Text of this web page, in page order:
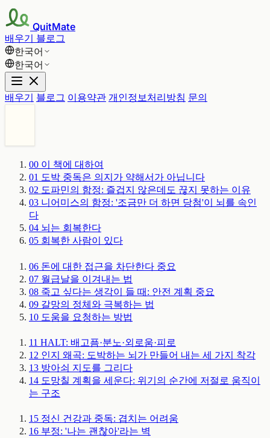
QuitMate
배우기 블로그
한국어
한국어
배우기 블로그 이용약관 개인정보처리방침 문의
00 이 책에 대하여
01 도박 중독은 의지가 약해서가 아닙니다
02 도파민의 함정: 즐겁지 않은데도 끊지 못하는 이유
03 니어미스의 함정: '조금만 더 하면 당첨'이 뇌를 속인
다
04 뇌는 회복한다
05 회복한 사람이 있다
06 돈에 대한 접근을 차단한다 중요
07 월급날을 이겨내는 법
08 죽고 싶다는 생각이 들 때: 안전 계획 중요
09 갈망의 정체와 극복하는 법
10 도움을 요청하는 방법
11 HALT: 배고픔·분노·외로움·피로
12 인지 왜곡: 도박하는 뇌가 만들어 내는 세 가지 착각
13 방아쇠 지도를 그리다
14 도망칠 계획을 세운다: 위기의 순간에 저절로 움직이
는 구조
15 정신 건강과 중독: 겹치는 어려움
16 부정: '나는 괜찮아'라는 벽